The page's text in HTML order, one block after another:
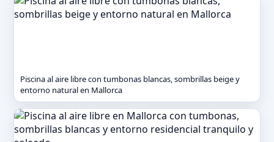
Piscina al aire libre con tumbonas blancas, sombrillas beige y
entorno natural en Mallorca